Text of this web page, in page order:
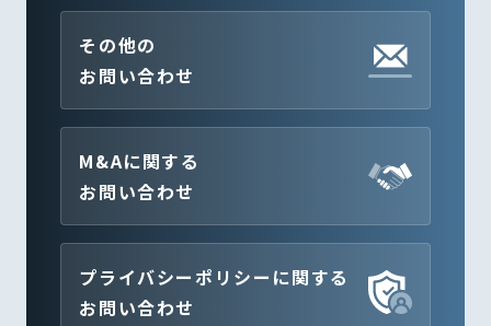
その他の
お問い合わせ
M&Aに関する
お問い合わせ
プライバシーポリシーに関する
お問い合わせ